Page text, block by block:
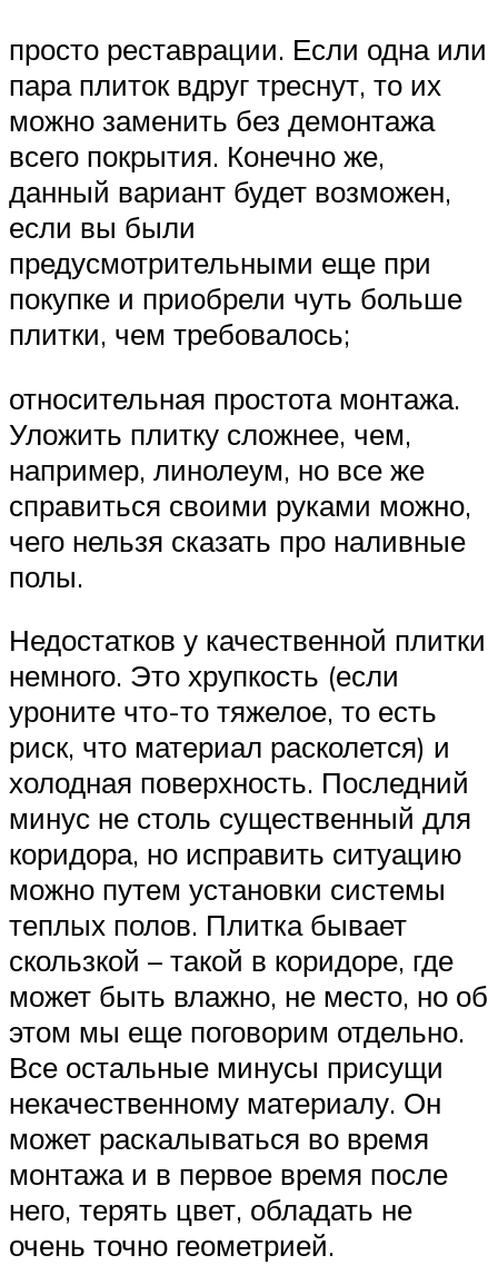
просто реставрации. Если одна или
пара плиток вдруг треснут, то их
можно заменить без демонтажа
всего покрытия. Конечно же,
данный вариант будет возможен,
если вы были
предусмотрительными еще при
покупке и приобрели чуть больше
плитки, чем требовалось;
относительная простота монтажа.
Уложить плитку сложнее, чем,
например, линолеум, но все же
справиться своими руками можно,
чего нельзя сказать про наливные
полы.
Недостатков у качественной плитки
немного. Это хрупкость (если
уроните что-то тяжелое, то есть
риск, что материал расколется) и
холодная поверхность. Последний
минус не столь существенный для
коридора, но исправить ситуацию
можно путем установки системы
теплых полов. Плитка бывает
скользкой – такой в коридоре, где
может быть влажно, не место, но об
этом мы еще поговорим отдельно.
Все остальные минусы присущи
некачественному материалу. Он
может раскалываться во время
монтажа и в первое время после
него, терять цвет, обладать не
очень точно геометрией.